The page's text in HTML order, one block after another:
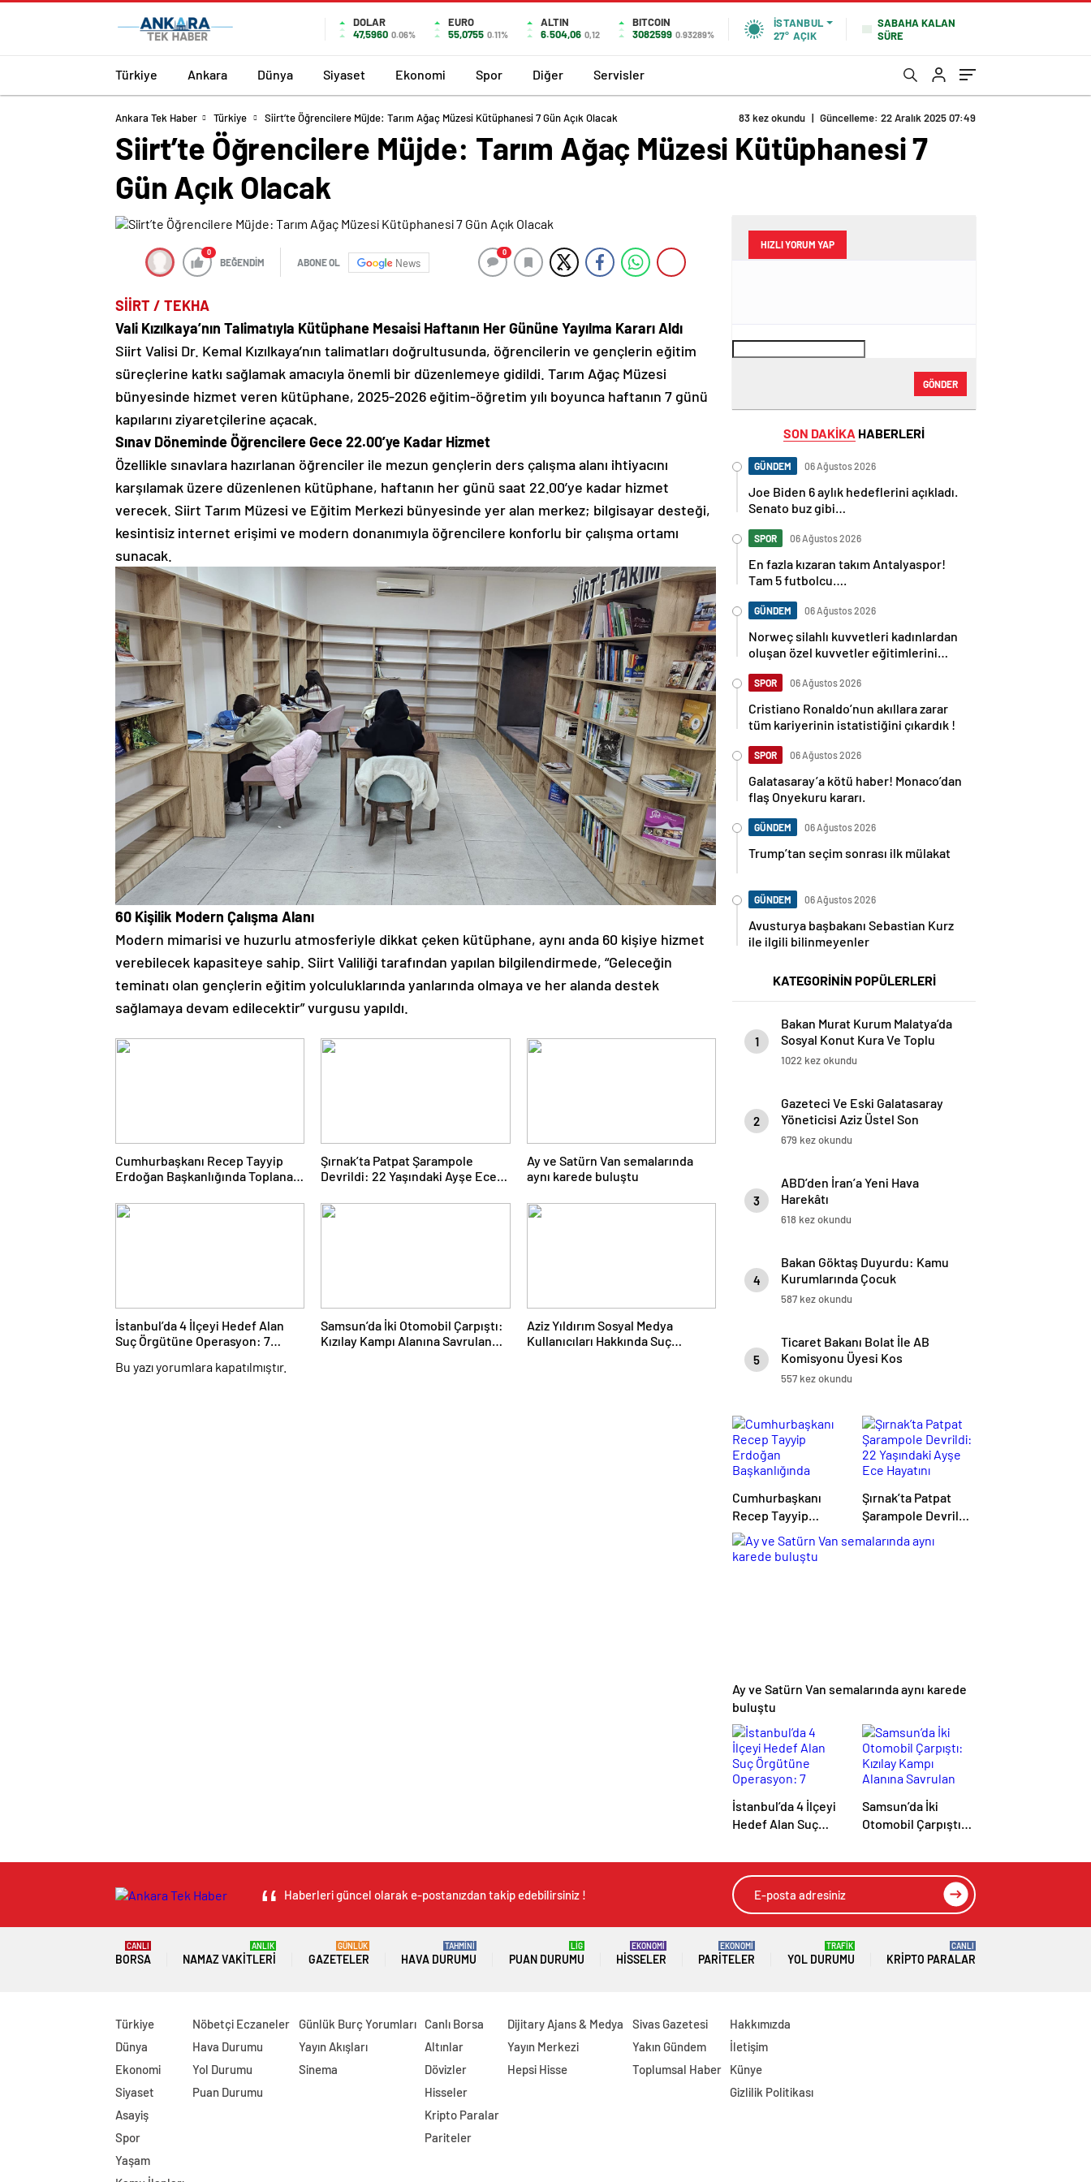
DOLAR
47,5960 0.06%
EURO
55,0755 0.11%
ALTIN
6.504,06 0,12
BITCOIN
3082599 0.93289%
İSTANBUL
27° AÇIK
SABAHA KALAN
SÜRE
Türkiye Ankara Dünya Siyaset Ekonomi Spor Diğer Servisler
Ankara Tek Haber Türkiye Siirt’te Öğrencilere Müjde: Tarım Ağaç Müzesi Kütüphanesi 7 Gün Açık Olacak 83 kez okundu | Güncelleme: 22 Aralık 2025 07:49
Siirt’te Öğrencilere Müjde: Tarım Ağaç Müzesi Kütüphanesi 7
Gün Açık Olacak
0
BEĞENDİM ABONE OL News
0
SİİRT / TEKHA
Vali Kızılkaya’nın Talimatıyla Kütüphane Mesaisi Haftanın Her Gününe Yayılma Kararı Aldı
Siirt Valisi Dr. Kemal Kızılkaya’nın talimatları doğrultusunda, öğrencilerin ve gençlerin eğitim
süreçlerine katkı sağlamak amacıyla önemli bir düzenlemeye gidildi. Tarım Ağaç Müzesi
bünyesinde hizmet veren kütüphane, 2025-2026 eğitim-öğretim yılı boyunca haftanın 7 günü
kapılarını ziyaretçilerine açacak.
Sınav Döneminde Öğrencilere Gece 22.00’ye Kadar Hizmet
Özellikle sınavlara hazırlanan öğrenciler ile mezun gençlerin ders çalışma alanı ihtiyacını
karşılamak üzere düzenlenen kütüphane, haftanın her günü saat 22.00’ye kadar hizmet
verecek. Siirt Tarım Müzesi ve Eğitim Merkezi bünyesinde yer alan merkez; bilgisayar desteği,
kesintisiz internet erişimi ve modern donanımıyla öğrencilere konforlu bir çalışma ortamı
sunacak.
60 Kişilik Modern Çalışma Alanı
Modern mimarisi ve huzurlu atmosferiyle dikkat çeken kütüphane, aynı anda 60 kişiye hizmet
verebilecek kapasiteye sahip. Siirt Valiliği tarafından yapılan bilgilendirmede, “Geleceğin
teminatı olan gençlerin eğitim yolculuklarında yanlarında olmaya ve her alanda destek
sağlamaya devam edilecektir” vurgusu yapıldı.
Cumhurbaşkanı Recep Tayyip
Erdoğan Başkanlığında Toplanan
“Terörsüz Türkiye” Süreci Oldu
Şırnak’ta Patpat Şarampole
Devrildi: 22 Yaşındaki Ayşe Ece
Ay ve Satürn Van semalarında
aynı karede buluştu
İstanbul’da 4 İlçeyi Hedef Alan
Suç Örgütüne Operasyon: 7
Samsun’da İki Otomobil Çarpıştı:
Kızılay Kampı Alanına Savrulan
Aziz Yıldırım Sosyal Medya
Kullanıcıları Hakkında Suç
Bu yazı yorumlara kapatılmıştır.
HIZLI YORUM YAP
GÖNDER
SON DAKİKA HABERLERİ
GÜNDEM 06 Ağustos 2026
Joe Biden 6 aylık hedeflerini açıkladı.
Senato buz gibi…
SPOR 06 Ağustos 2026
En fazla kızaran takım Antalyaspor!
Tam 5 futbolcu….
GÜNDEM 06 Ağustos 2026
Norweç silahlı kuvvetleri kadınlardan
oluşan özel kuvvetler eğitimlerini
SPOR 06 Ağustos 2026
Cristiano Ronaldo’nun akıllara zarar
tüm kariyerinin istatistiğini çıkardık !
SPOR 06 Ağustos 2026
Galatasaray’a kötü haber! Monaco’dan
flaş Onyekuru kararı.
GÜNDEM 06 Ağustos 2026
Trump’tan seçim sonrası ilk mülakat
GÜNDEM 06 Ağustos 2026
Avusturya başbakanı Sebastian Kurz
ile ilgili bilinmeyenler
KATEGORİNİN POPÜLERLERİ
1
Bakan Murat Kurum Malatya’da
Sosyal Konut Kura Ve Toplu
Açılış Törenine Katıldı
1022 kez okundu
2
Gazeteci Ve Eski Galatasaray
Yöneticisi Aziz Üstel Son
Yolculuğuna Uğurlandı
679 kez okundu
3
ABD’den İran’a Yeni Hava
Harekâtı
618 kez okundu
4
Bakan Göktaş Duyurdu: Kamu
Kurumlarında Çocuk
Bakımevleri Yaygınlaşıyor
587 kez okundu
5
Ticaret Bakanı Bolat İle AB
Komisyonu Üyesi Kos
Brüksel’de Bir Araya Geldi
557 kez okundu
Cumhurbaşkanı
Recep Tayyip
Erdoğan
Başkanlığında
Toplanan AK Parti
Şırnak’ta Patpat
Şarampole Devrildi:
22 Yaşındaki Ayşe
Ece Hayatını
Ay ve Satürn Van semalarında aynı karede
buluştu
İstanbul’da 4 İlçeyi
Hedef Alan Suç
Operasyon: 7
Gözaltı
Samsun’da İki
Otomobil Çarpıştı:
Alanına Savrulan
Araçtaki 1 Kişi
Haberleri güncel olarak e-postanızdan takip edebilirsiniz !
BORSA
CANLI
NAMAZ VAKITLERI
ANLIK
GAZETELER
GÜNLÜK
HAVA DURUMU
TAHMİNİ
PUAN DURUMU
LİG
HISSELER
EKONOMİ
PARITELER
EKONOMİ
YOL DURUMU
TRAFİK
KRIPTO PARALAR
CANLI
Türkiye
Dünya
Ekonomi
Siyaset
Asayiş
Spor
Yaşam
Nöbetçi Eczaneler
Hava Durumu
Yol Durumu
Puan Durumu
Günlük Burç Yorumları
Yayın Akışları
Sinema
Canlı Borsa
Altınlar
Dövizler
Hisseler
Kripto Paralar
Pariteler
Dijitary Ajans & Medya
Yayın Merkezi
Hepsi Hisse
Sivas Gazetesi
Yakın Gündem
Toplumsal Haber
Hakkımızda
İletişim
Künye
Gizlilik Politikası